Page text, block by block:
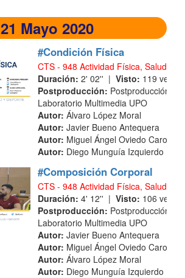
21 Mayo 2020
#Condición Física
CTS - 948 Actividad Física, Salud y
Duración: 2' 02'' | Visto: 119 veces
Postproducción: Postproducción
Laboratorio Multimedia UPO
Autor: Álvaro López Moral
Autor: Javier Bueno Antequera
Autor: Miguel Ángel Oviedo Caro
Autor: Diego Munguía Izquierdo
#Composición Corporal
CTS - 948 Actividad Física, Salud y
Duración: 4' 12'' | Visto: 106 veces
Postproducción: Postproducción
Laboratorio Multimedia UPO
Autor: Javier Bueno Antequera
Autor: Miguel Ángel Oviedo Caro
Autor: Álvaro López Moral
Autor: Diego Munguía Izquierdo